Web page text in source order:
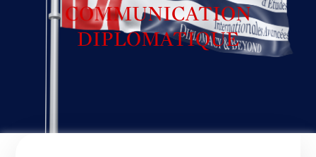
COMMUNICATION
DIPLOMATIQUE